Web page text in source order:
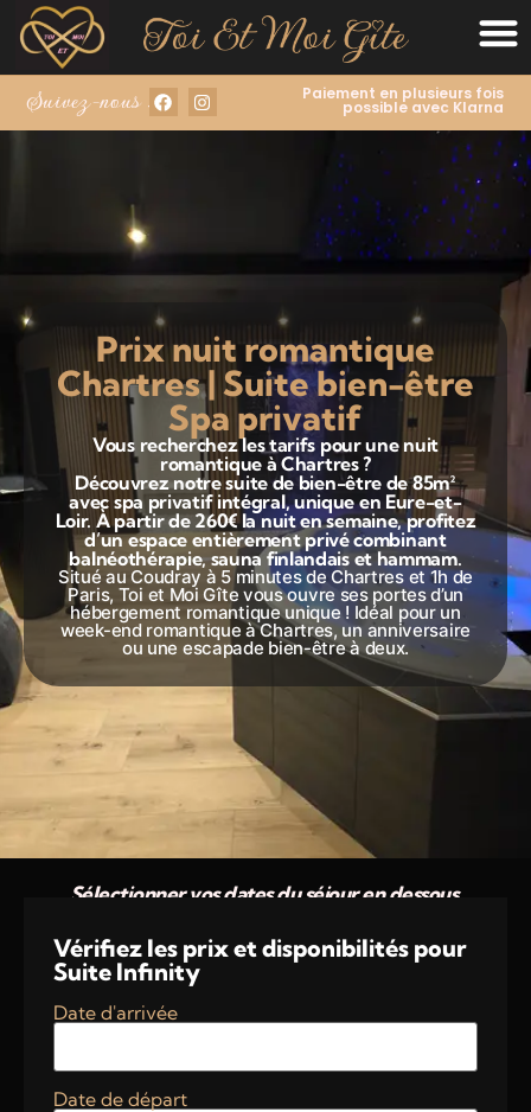
Suivez-nous : Paiement en plusieurs fois
possible avec Klarna
Prix nuit romantique
Chartres | Suite bien-être
Spa privatif
Vous recherchez les tarifs pour une nuit
romantique à Chartres ?
Découvrez notre suite de bien-être de 85m²
avec spa privatif intégral, unique en Eure-et-
Loir. À partir de 260€ la nuit en semaine, profitez
d’un espace entièrement privé combinant
balnéothérapie, sauna finlandais et hammam.
Situé au Coudray à 5 minutes de Chartres et 1h de
Paris, Toi et Moi Gîte vous ouvre ses portes d’un
hébergement romantique unique ! Idéal pour un
week-end romantique à Chartres, un anniversaire
ou une escapade bien-être à deux.
Sélectionner vos dates du séjour en dessous.
Vérifiez les prix et disponibilités pour
Suite Infinity
Date d'arrivée
Date de départ